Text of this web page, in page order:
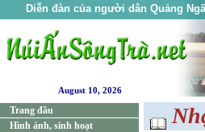
Diễn đàn của người dân Quảng
August 10, 2026
Trang đầu
Hình ảnh, sinh hoạt